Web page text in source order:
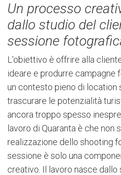
Un processo
dallo studio del
sessione
L’obiettivo è offrire alla
ideare e produrre campagne
un contesto pieno di location
trascurare le potenzialità
ancora troppo spesso
lavoro di Quaranta è che non
realizzazione dello shooting
sessione è solo una
creativo. Il lavoro nasce